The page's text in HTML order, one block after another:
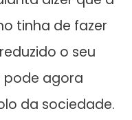
tinha de fazer
o seu
pode agora
da sociedade.